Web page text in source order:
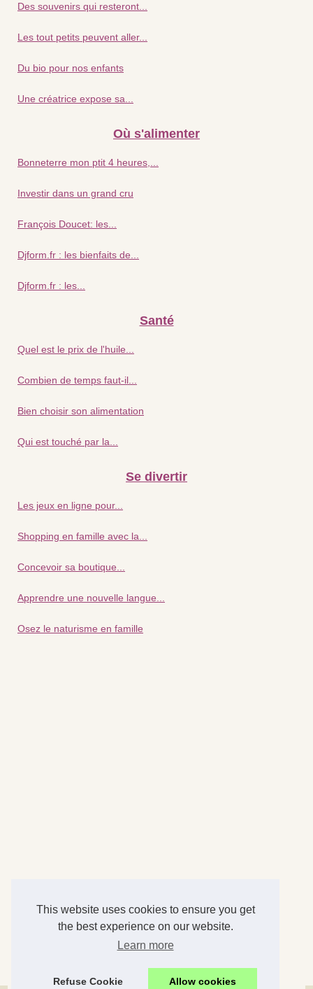
This website uses cookies to ensure you get
the best experience on our website.
Learn more
Refuse Cookie Allow cookies
Des souvenirs qui resteront...
Les tout petits peuvent aller...
Du bio pour nos enfants
Une créatrice expose sa...
Où s'alimenter
Bonneterre mon ptit 4 heures,...
Investir dans un grand cru
François Doucet: les...
Djform.fr : les bienfaits de...
Djform.fr : les...
Santé
Quel est le prix de l'huile...
Combien de temps faut-il...
Bien choisir son alimentation
Qui est touché par la...
Se divertir
Les jeux en ligne pour...
Shopping en famille avec la...
Concevoir sa boutique...
Apprendre une nouvelle langue...
Osez le naturisme en famille